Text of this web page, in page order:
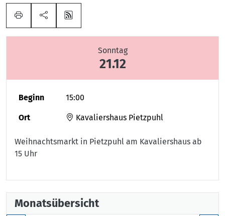
Sonntag
21.12
Beginn 15:00
Ort Kavaliershaus Pietzpuhl
Weihnachtsmarkt in Pietzpuhl am Kavaliershaus ab
15 Uhr
Monatsübersicht